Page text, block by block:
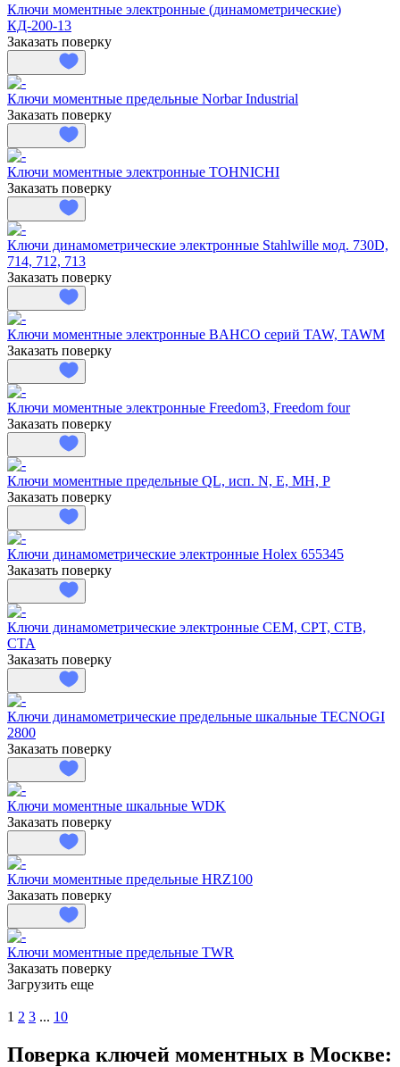
Ключи моментные электронные (динамометрические)
КД-200-13
Заказать поверку
Ключи моментные предельные Norbar Industrial
Заказать поверку
Ключи моментные электронные TOHNICHI
Заказать поверку
Ключи динамометрические электронные Stahlwille мод. 730D,
714, 712, 713
Заказать поверку
Ключи моментные электронные BAHCO серий TAW, TAWM
Заказать поверку
Ключи моментные электронные Freedom3, Freedom four
Заказать поверку
Ключи моментные предельные QL, исп. N, Е, МН, Р
Заказать поверку
Ключи динамометрические электронные Holex 655345
Заказать поверку
Ключи динамометрические электронные CEM, CPT, CTB,
CTA
Заказать поверку
Ключи динамометрические предельные шкальные TECNOGI
2800
Заказать поверку
Ключи моментные шкальные WDK
Заказать поверку
Ключи моментные предельные HRZ100
Заказать поверку
Ключи моментные предельные TWR
Заказать поверку
Загрузить еще
1 2 3 ... 10
Поверка ключей моментных в Москве: